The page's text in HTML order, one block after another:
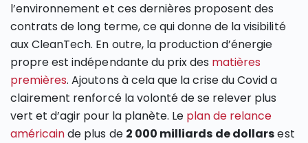
l’environnement et ces dernières proposent des
contrats de long terme, ce qui donne de la visibilité
aux CleanTech. En outre, la production d’énergie
propre est indépendante du prix des matières
premières. Ajoutons à cela que la crise du Covid a
clairement renforcé la volonté de se relever plus
vert et d’agir pour la planète. Le plan de relance
américainde plus de 2 000 milliards de dollarsest